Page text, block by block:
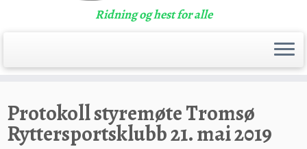
content
Ridning og hest for alle
Protokoll styremøte Tromsø
Ryttersportsklubb 21. mai 2019